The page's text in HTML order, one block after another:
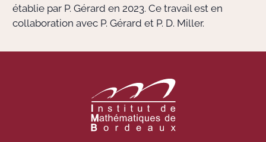
établie par P. Gérard en 2023. Ce travail est en
collaboration avec P. Gérard et P. D. Miller.